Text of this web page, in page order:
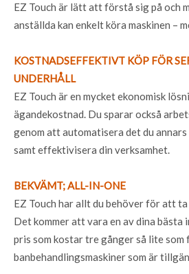
EZ Touch är lätt att förstå sig på och
anställda kan enkelt köra maskinen –
KOSTNADSEFFEKTIVT KÖP FÖR
UNDERHÅLL
EZ Touch är en mycket ekonomisk
ägandekostnad. Du sparar också
genom att automatisera det du
samt effektivisera din verksamhet.
BEKVÄMT; ALL-IN-ONE
EZ Touch har allt du behöver för att ta
Det kommer att vara en av dina
pris som kostar tre gånger så lite som
banbehandlingsmaskiner som är